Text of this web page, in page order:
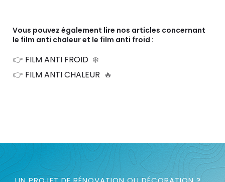
Vous pouvez également lire nos articles concernant
le film anti chaleur et le film anti froid :
👉 FILM ANTI FROID ❄️
👉 FILM ANTI CHALEUR 🔥